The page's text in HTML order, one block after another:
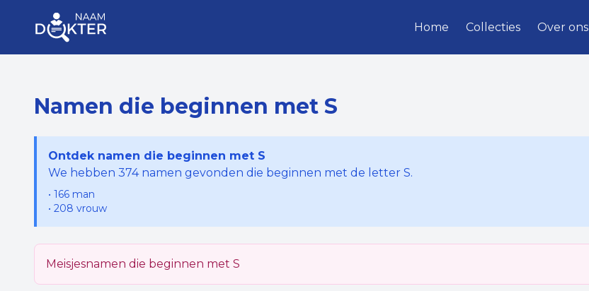
Home Collecties Over ons
Namen die beginnen met S
Ontdek namen die beginnen met S
We hebben 374namen gevonden die beginnen met de letter S.
• 166 man
• 208 vrouw
Meisjesnamen die beginnen met S